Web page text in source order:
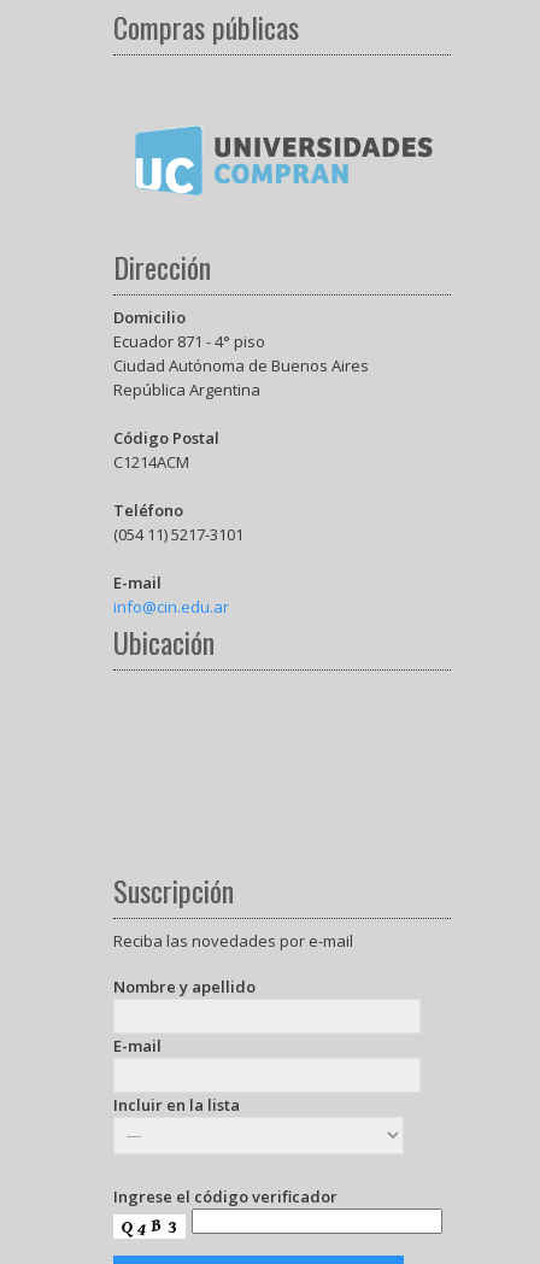
Compras públicas
Dirección
Domicilio
Ecuador 871 - 4° piso
Ciudad Autónoma de Buenos Aires
República Argentina
Código Postal
C1214ACM
Teléfono
(054 11) 5217-3101
E-mail
info@cin.edu.ar
Ubicación
Suscripción
Reciba las novedades por e-mail
Nombre y apellido
E-mail
Incluir en la lista
Ingrese el código verificador